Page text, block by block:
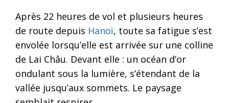
Après 22 heures de vol et plusieurs heures
de route depuis Hanoï, toute sa fatigue s’est
envolée lorsqu’elle est arrivée sur une colline
de Lai Châu. Devant elle : un océan d’or
ondulant sous la lumière, s’étendant de la
vallée jusqu’aux sommets. Le paysage